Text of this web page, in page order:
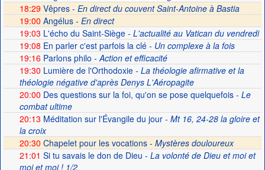
18:29 Vêpres - En direct du couvent Saint-Antoine à Bastia
19:00 Angélus - En direct
19:03 L'écho du Saint-Siège- L'actualité au Vatican du vendredi
19:08 En parler c'est parfois la clé- Un complexe à la fois
19:16Parlons philo - Action et efficacité
19:30 Lumière de l'Orthodoxie- La théologie afirmative et la
théologie négative d'après Denys L'Aéropagite
20:00 Des questions sur la foi, qu'on se pose quelquefois- Le
combat ultime
20:13 Méditation sur l'Évangile du jour- Mt 16, 24-28 la gloire et
la croix
20:30 Chapelet pour les vocations - Mystères douloureux
21:01 Si tu savais le don de Dieu - La volonté de Dieu et moi et
moi et moi ! 1/2